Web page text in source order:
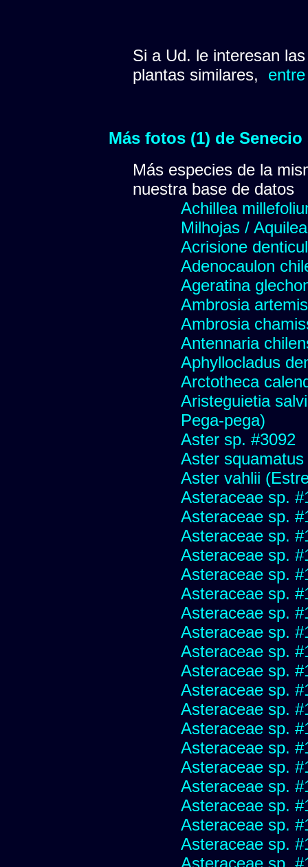
Si a Ud. le interesan
plantas similares,
Más fotos (1) de
Más especies de la
nuestra base de datos
Achillea
Milhojas /
Acrisione
Adenocaulon
Ageratina
Ambrosia
Ambrosia
Antennaria
Aphyllocladus
Arctotheca
Aristeguietia
Pega-pega)
Aster sp. #3092
Aster squamatus
Aster vahlii
Asteraceae sp.
Asteraceae sp.
Asteraceae sp.
Asteraceae sp.
Asteraceae sp.
Asteraceae sp.
Asteraceae sp.
Asteraceae sp.
Asteraceae sp.
Asteraceae sp.
Asteraceae sp.
Asteraceae sp.
Asteraceae sp.
Asteraceae sp.
Asteraceae sp.
Asteraceae sp.
Asteraceae sp.
Asteraceae sp.
Asteraceae sp.
Asteraceae sp.